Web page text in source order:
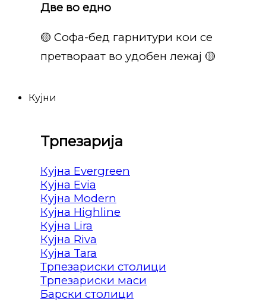
Две во едно
🟡 Софа-бед гарнитури кои се
претвораат во удобен лежај 🟡
Кујни
Трпезарија
Кујна Evergreen
Кујна Evia
Кујна Modern
Кујна Highline
Кујна Lira
Кујна Riva
Кујна Tara
Трпезариски столици
Трпезариски маси
Барски столици